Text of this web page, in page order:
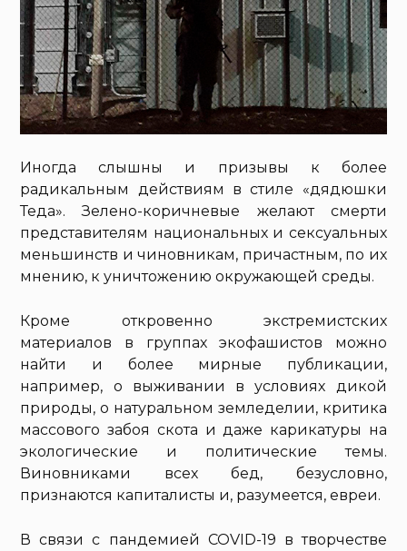
Иногда слышны и призывы к более
радикальным действиям в стиле «дядюшки
Теда». Зелено-коричневые желают смерти
представителям национальных и сексуальных
меньшинств и чиновникам, причастным, по их
мнению, к уничтожению окружающей среды.
Кроме откровенно экстремистских
материалов в группах экофашистов можно
найти и более мирные публикации,
например, о выживании в условиях дикой
природы, о натуральном земледелии, критика
массового забоя скота и даже карикатуры на
экологические и политические темы.
Виновниками всех бед, безусловно,
признаются капиталисты и, разумеется, евреи.
В связи с пандемией COVID-19 в творчестве